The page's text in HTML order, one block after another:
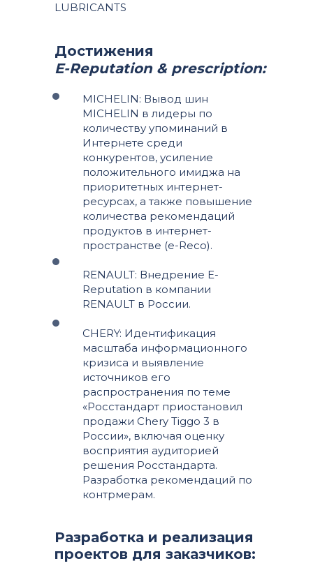
LUBRICANTS
Достижения
E-Reputation & prescription:
MICHELIN: Вывод шин
MICHELIN в лидеры по
количеству упоминаний в
Интернете среди
конкурентов, усиление
положительного имиджа на
приоритетных интернет-
ресурсах, а также повышение
количества рекомендаций
продуктов в интернет-
пространстве (e-Reco).
RENAULT: Внедрение E-
Reputation в компании
RENAULT в России.
CHERY: Идентификация
масштаба информационного
кризиса и выявление
источников его
распространения по теме
«Росстандарт приостановил
продажи Chery Tiggo 3 в
России», включая оценку
восприятия аудиторией
решения Росстандарта.
Разработка рекомендаций по
контрмерам.
Разработка и реализация
проектов для заказчиков: